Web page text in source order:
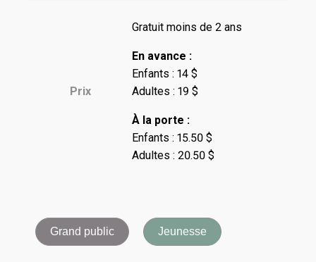
Prix
Gratuit moins de 2 ans
En avance :
Enfants : 14 $
Adultes : 19 $
À la porte :
Enfants : 15.50 $
Adultes : 20.50 $
Grand public Jeunesse